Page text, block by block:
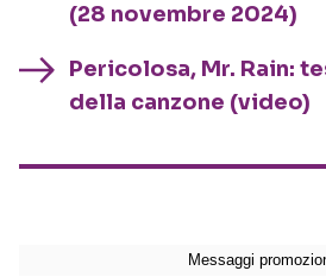
(28 novembre 2024)
Pericolosa, Mr. Rain:
della canzone (video)